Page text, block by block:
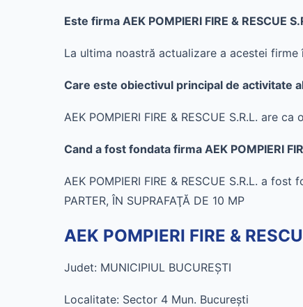
Este firma AEK POMPIERI FIRE & RESCUE
La ultima noastră actualizare a acestei
Care este obiectivul principal de activitate al
AEK POMPIERI FIRE & RESCUE S.R.L.
Cand a fost fondata firma AEK POMPIERI
AEK POMPIERI FIRE & RESCUE S.R.L. a
PARTER, ÎN SUPRAFAŢĂ DE 10 MP
AEK POMPIERI FIRE &
Judet: MUNICIPIUL BUCUREŞTI
Localitate: Sector 4 Mun. Bucureşti